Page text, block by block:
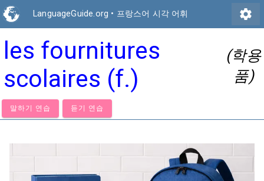
LanguageGuide.org • 프랑스어 시각 어휘 settings
les fournitures
scolaires (f.)
(학용
품)
말하기 연습 듣기 연습